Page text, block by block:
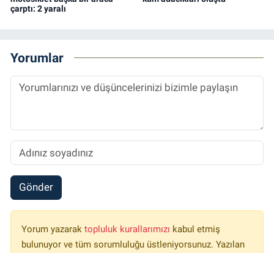
çarptı: 2 yaralı
Yorumlar
Gönder
Yorum yazarak topluluk kurallarımızı kabul etmiş
bulunuyor ve tüm sorumluluğu üstleniyorsunuz. Yazılan